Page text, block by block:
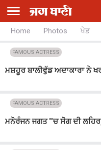
Home Photos ਖੇਡ
FAMOUS ACTRESS
ਮਸ਼ਹੂਰ ਬਾਲੀਵੁੱਡ ਅਦਾਕਾਰਾ ਨੇ
FAMOUS ACTRESS
ਮਨੋਰੰਜਨ ਜਗਤ ''ਚ ਸੋਗ ਦੀ